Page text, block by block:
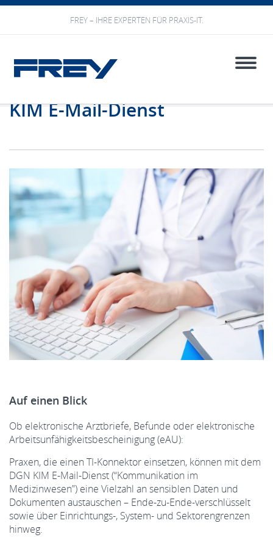
FREY – IHRE EXPERTEN FÜR PRAXIS-IT.
Toggle
KIM E-Mail-Dienst
Auf einen Blick
Ob elektronische Arztbriefe, Befunde oder elektronische
Arbeitsunfähigkeitsbescheinigung (eAU):
Praxen, die einen TI-Konnektor einsetzen, können mit dem
DGN KIM E-Mail-Dienst (“Kommunikation im
Medizinwesen”) eine Vielzahl an sensiblen Daten und
Dokumenten austauschen – Ende-zu-Ende-verschlüsselt
sowie über Einrichtungs-, System- und Sektorengrenzen
hinweg.